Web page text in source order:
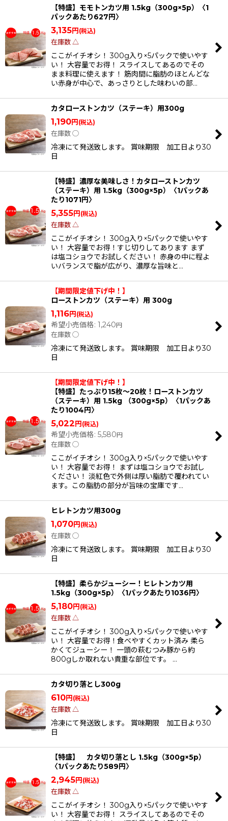
【特盛】モモトンカツ用 1.5kg（300g×5p）〈1
パックあたり627円〉
3,135円 (税込)
在庫数 △
ここがイチオシ！ 300g入り×5パックで使いやす
い！ 大容量でお得！ スライスしてあるのでその
まま料理に使えます！ 筋肉間に脂肪のほとんどな
い赤身が中心で、あっさりとした味わいの部…
カタローストンカツ（ステーキ）用300g
1,190円 (税込)
在庫数 ◯
冷凍にて発送致します。 賞味期限 加工日より30
日
【特盛】濃厚な美味しさ！カタローストンカツ
（ステーキ）用 1.5kg（300g×5p）〈1パックあ
たり1071円〉
5,355円 (税込)
在庫数 △
ここがイチオシ！ 300g入り×5パックで使いやす
い！ 大容量でお得！すじ切りしてあります まず
は塩コショウでお試しください！ 赤身の中に程よ
いバランスで脂が広がり、濃厚な旨味と…
【期間限定値下げ中！】
ローストンカツ（ステーキ）用 300g
1,116円 (税込)
希望小売価格: 1,240円
在庫数 ◯
冷凍にて発送致します。 賞味期限 加工日より30
日
【期間限定値下げ中！】
【特盛】たっぷり15枚〜20枚！ローストンカツ
（ステーキ）用 1.5kg （300g×5p）〈1パックあ
たり1004円〉
5,022円 (税込)
希望小売価格: 5,580円
在庫数 ◯
ここがイチオシ！ 300g入り×5パックで使いやす
い！ 大容量でお得！ まずは塩コショウでお試し
ください！ 淡紅色で外側は厚い脂肪で覆われてい
ます。この脂肪の部分が旨味の宝庫です…
ヒレトンカツ用300g
1,070円 (税込)
在庫数 ◯
冷凍にて発送致します。 賞味期限 加工日より30
日
【特盛】柔らかジューシー！ヒレトンカツ用
1.5kg（300g×5p）〈1パックあたり1036円〉
5,180円 (税込)
在庫数 △
ここがイチオシ！ 300g入り×5パックで使いやす
い！ 大容量でお得！食べやすくカット済み 柔ら
かくてジューシー！ 一頭の萩むつみ豚から約
800gしか取れない貴重な部位です。 …
カタ切り落とし300g
610円 (税込)
在庫数 △
冷凍にて発送致します。 賞味期限 加工日より30
日
【特盛】 カタ切り落とし 1.5kg（300g×5p）
〈1パックあたり589円〉
2,945円 (税込)
在庫数 △
ここがイチオシ！ 300g入り×5パックで使いやす
い！ 大容量でお得！ スライスしてあるのでその